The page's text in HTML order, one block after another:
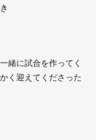
緒に試合を作ってく
く迎えてくださった